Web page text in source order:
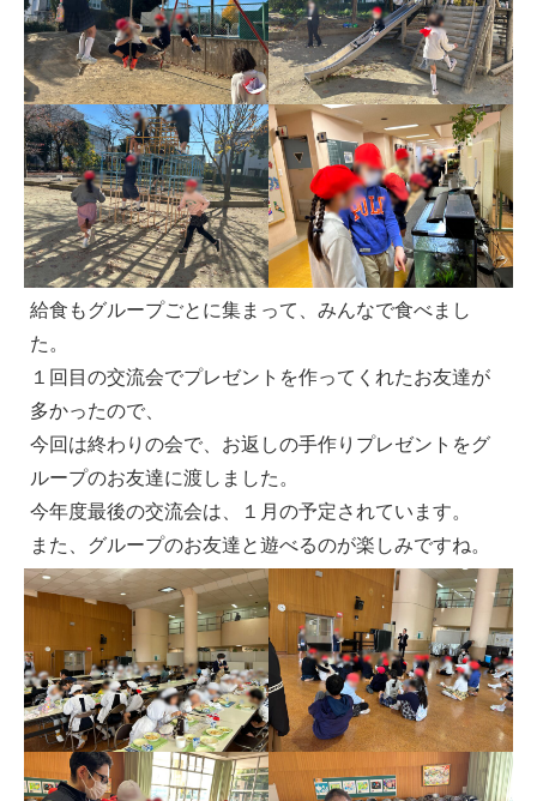
給食もグループごとに集まって、みんなで食べまし
た。
１回目の交流会でプレゼントを作ってくれたお友達が
多かったので、
今回は終わりの会で、お返しの手作りプレゼントをグ
ループのお友達に渡しました。
今年度最後の交流会は、１月の予定されています。
また、グループのお友達と遊べるのが楽しみですね。